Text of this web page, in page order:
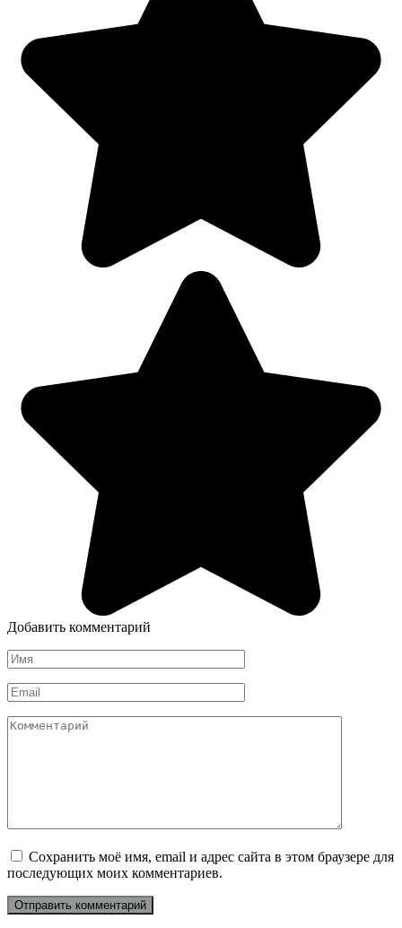
Добавить комментарий
Имя
*
Email
*
Комментарий
Сохранить моё имя, email и адрес сайта в этом браузере для
последующих моих комментариев.